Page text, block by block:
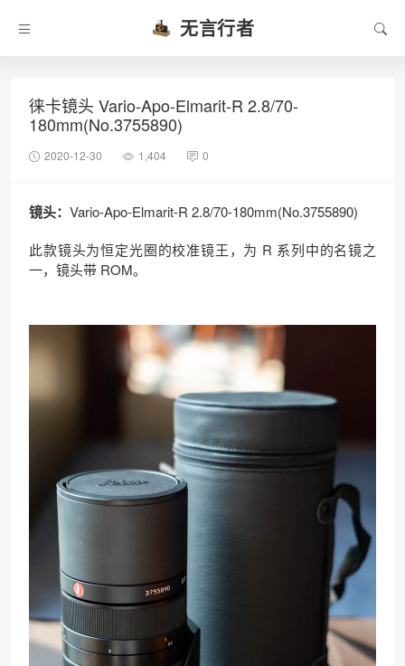
无言行者
徕卡镜头 Vario-Apo-Elmarit-R 2.8/70-
180mm(No.3755890)
2020-12-30 1,404 0
镜头： Vario-Apo-Elmarit-R 2.8/70-180mm(No.3755890)
此款镜头为恒定光圈的校准镜王，为 R 系列中的名镜之
一，镜头带 ROM。